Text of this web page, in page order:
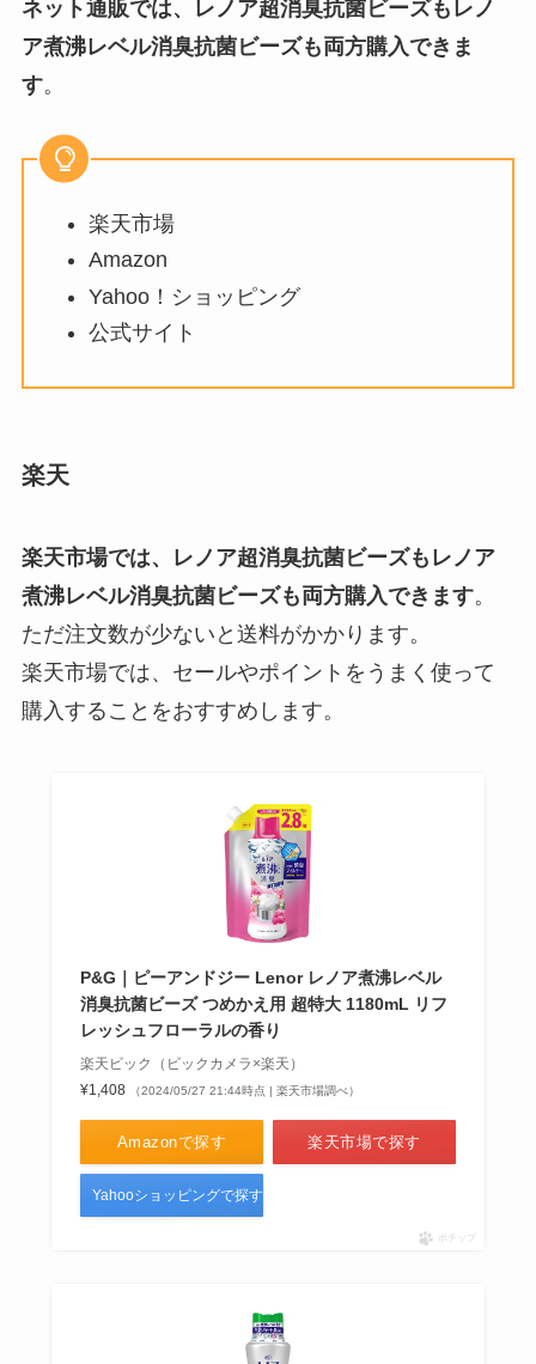
イソップのポストプードロップス
品・効果など解説
ピュリナワンのターキー味が廃
盤？なぜ！リニューアルで食べな
くなった？チキン味との違いは？
カチカチ君が売ってる場所は？
100均やドンキホーテで買える？
代用品ってある？
ネット通販では、レノア超消臭抗菌ビーズもレノ
ア煮沸レベル消臭抗菌ビーズも両方購入できま
す。
楽天市場
Amazon
Yahoo！ショッピング
公式サイト
楽天
楽天市場では、レノア超消臭抗菌ビーズもレノア
煮沸レベル消臭抗菌ビーズも両方購入できます。
ただ注文数が少ないと送料がかかります。
楽天市場では、セールやポイントをうまく使って
購入することをおすすめします。
P&G｜ピーアンドジー Lenor レノア煮沸レベル
消臭抗菌ビーズ つめかえ用 超特大 1180mL リフ
レッシュフローラルの香り
楽天ビック（ビックカメラ×楽天）
¥1,408
（2024/05/27 21:44時点 | 楽天市場調べ）
Amazonで探す 楽天市場で探す
Yahooショッピングで探す
ポチップ